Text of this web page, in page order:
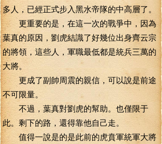
多人，已經正式步入黑水帝隊的中高層了。
更重要的是，在這一次的戰爭中，因為
葉真的原因，劉虎結識了好幾位出身齊云宗
的將領，這些人，軍職最低都是統兵三萬的
大將。
更成了副帥周震的親信，可以說是前途
不可限量。
不過，葉真對劉虎的幫助。也僅限于
此。剩下的路，還得靠他自己走。
值得一說是的是此前的虎賁軍統軍大將